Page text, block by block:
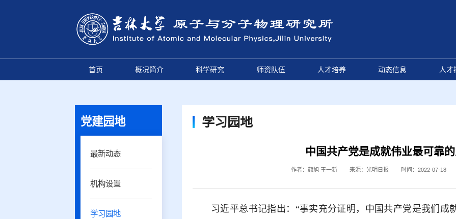
首页 概况简介 科学研究 师资队伍 人才培养 动态信息 人才
党建园地
最新动态
机构设置
学习园地
学习园地
中国共产党是成就伟业最可靠
作者：颜旭 王一新 来源：光明日报 时间：2022-07-18
习近平总书记指出：“事实充分证明，中国共产党是我们成